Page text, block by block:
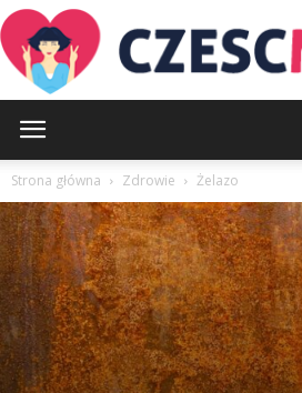
Strona główna Zdrowie Żelazo